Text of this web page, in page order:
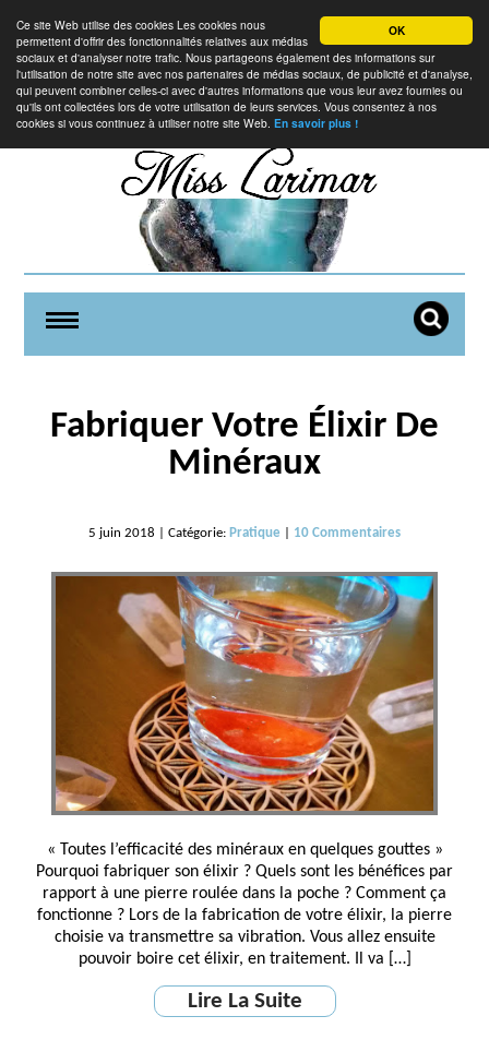
OK
Ce site Web utilise des cookies Les cookies nous
permettent d'offrir des fonctionnalités relatives aux médias
sociaux et d'analyser notre trafic. Nous partageons également des informations sur
l'utilisation de notre site avec nos partenaires de médias sociaux, de publicité et d'analyse,
qui peuvent combiner celles-ci avec d'autres informations que vous leur avez fournies ou
qu'ils ont collectées lors de votre utilisation de leurs services. Vous consentez à nos
cookies si vous continuez à utiliser notre site Web. En savoir plus !
Fabriquer Votre Élixir De
Minéraux
5 juin 2018 | Catégorie: Pratique 10 Commentaires
« Toutes l’efficacité des minéraux en quelques gouttes »
Pourquoi fabriquer son élixir ? Quels sont les bénéfices par
rapport à une pierre roulée dans la poche ? Comment ça
fonctionne ? Lors de la fabrication de votre élixir, la pierre
choisie va transmettre sa vibration. Vous allez ensuite
pouvoir boire cet élixir, en traitement. Il va […]
Lire La Suite